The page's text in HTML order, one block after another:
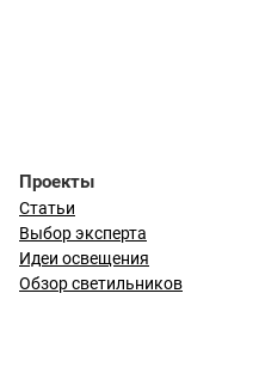
Проекты
Статьи
Выбор эксперта
Идеи освещения
Обзор светильников